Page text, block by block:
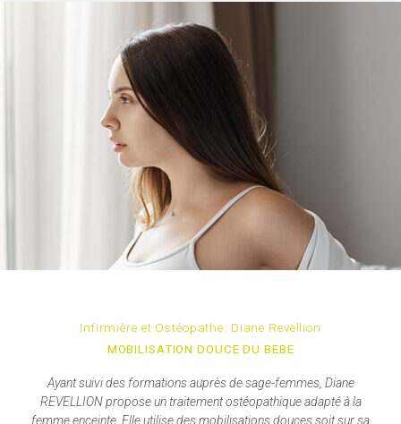
Infirmière et Ostéopathe: Diane Revellion
MOBILISATION DOUCE DU BEBE
Ayant suivi des formations auprès de sage-femmes, Diane
REVELLION propose un traitement ostéopathique adapté à la
femme enceinte. Elle utilise des mobilisations douces soit sur sa